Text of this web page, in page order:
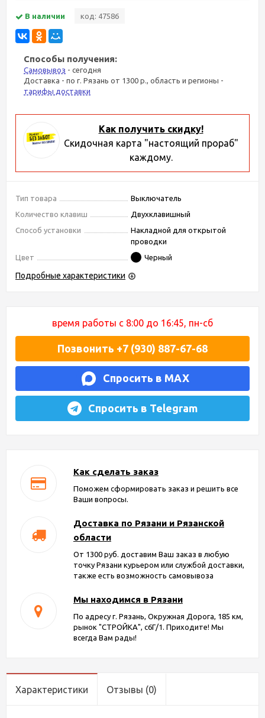
В наличии код: 47586
Способы получения:
Самовывоз - сегодня
Доставка - по г. Рязань от 1300 р., область и регионы -
тарифы доставки
Как получить скидку!
Скидочная карта "настоящий прораб"
каждому.
Тип товара
Выключатель
Количество клавиш
Двухклавишный
Способ установки
Накладной для открытой
проводки
Цвет
Черный
Подробные характеристики
время работы с 8:00 до 16:45, пн-сб
Позвонить +7 (930) 887-67-68
Спросить в MAX
Спросить в Telegram
Как сделать заказ
Поможем сформировать заказ и решить все
Ваши вопросы.
Доставка по Рязани и Рязанской
области
От 1300 руб. доставим Ваш заказ в любую
точку Рязани курьером или службой доставки,
также есть возможность самовывоза
Мы находимся в Рязани
По адресу г. Рязань, Окружная Дорога, 185 км,
рынок "СТРОЙКА", с6Г/1. Приходите! Мы
всегда Вам рады!
Характеристики Отзывы (0)